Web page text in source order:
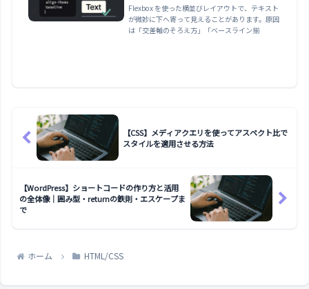
Flexbox を使った横並びレイアウトで、テキスト
が微妙に下へ寄って見えることがあります。原因
は「交差軸のそろえ方」「ベースライン揃
【CSS】メディアクエリを使ってアスペクト比で
スタイルを適用させる方法
【WordPress】ショートコードの作り方と活用
の全体像｜囲み型・returnの鉄則・エスケープま
で
ホーム HTML/CSS